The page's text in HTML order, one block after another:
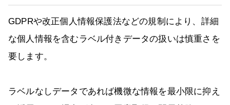
GDPRや改正個人情報保護法などの規制により、詳細
な個人情報を含むラベル付きデータの扱いは慎重さを
要します。
ラベルなしデータであれば機微な情報を最小限に抑え